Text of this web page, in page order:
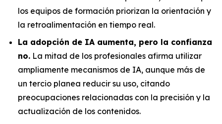
los equipos de formación priorizan la orientación y
la retroalimentación en tiempo real.
La adopción de IA aumenta, pero la confianza
no. La mitad de los profesionales afirma utilizar
ampliamente mecanismos de IA, aunque más de
un tercio planea reducir su uso, citando
preocupaciones relacionadas con la precisión y la
actualización de los contenidos.